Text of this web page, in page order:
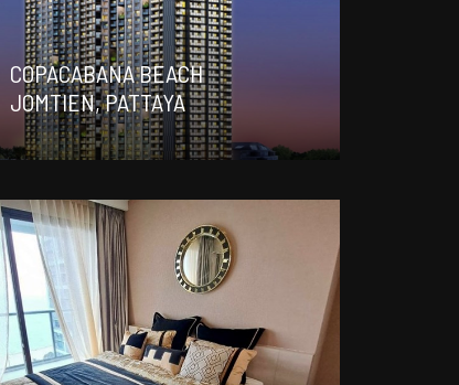
COPACABANA BEACH
JOMTIEN, PATTAYA
студия
0
35 m²
654 000 ДЕТАЛИ